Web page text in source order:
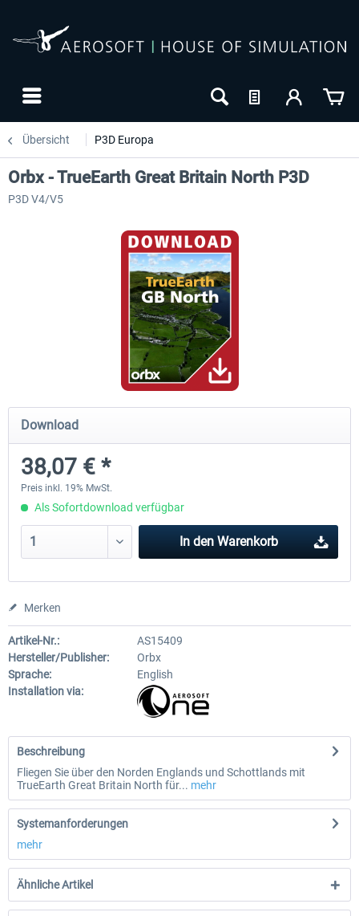
Übersicht P3D Europa
Hamburg-Finkenwerder
11,90 € *
Orbx - TrueEarth Great Britain North P3D
P3D V4/V5
Download
38,07 € *
Preis inkl. 19% MwSt.
Als Sofortdownload verfügbar
In den Warenkorb
Merken
Artikel-Nr.:
AS15409
Hersteller/Publisher:
Orbx
Sprache:
English
Installation via:
Beschreibung
Fliegen Sie über den Norden Englands und Schottlands mit
TrueEarth Great Britain North für... mehr
Systemanforderungen
mehr
Ähnliche Artikel